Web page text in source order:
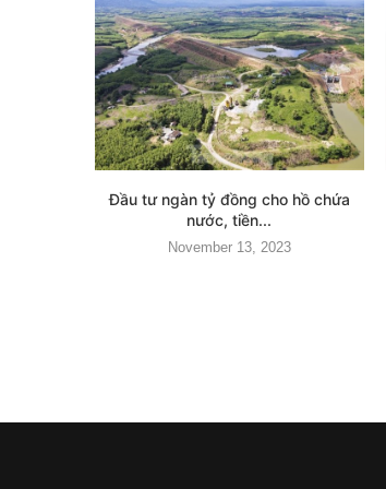
Đầu tư ngàn tỷ đồng cho hồ chứa
nước, tiền...
November 13, 2023